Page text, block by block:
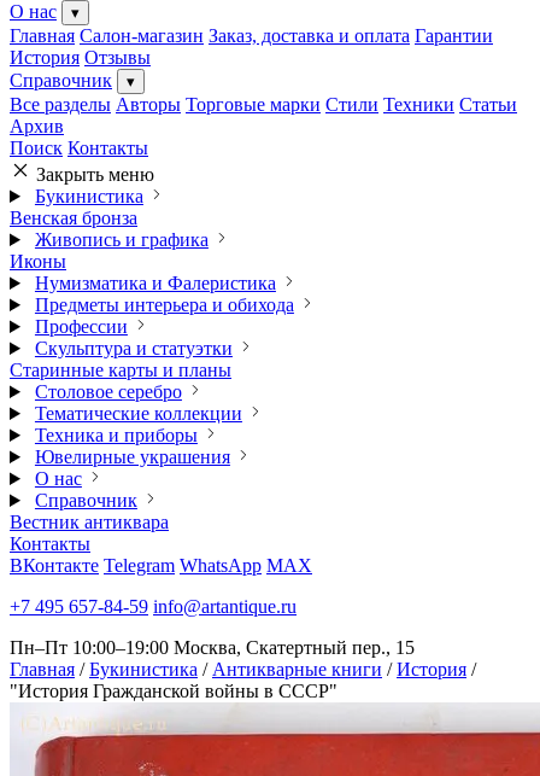
О нас
▾
Главная Салон-магазин Заказ, доставка и оплата Гарантии
История Отзывы
Справочник
▾
Все разделы Авторы Торговые марки Стили Техники Статьи
Архив
Поиск Контакты
Закрыть меню
Букинистика
Венская бронза
Живопись и графика
Иконы
Нумизматика и Фалеристика
Предметы интерьера и обихода
Профессии
Скульптура и статуэтки
Старинные карты и планы
Столовое серебро
Тематические коллекции
Техника и приборы
Ювелирные украшения
О нас
Справочник
Вестник антиквара
Контакты
ВКонтакте Telegram WhatsApp MAX
+7 495 657-84-59 info@artantique.ru
Пн–Пт 10:00–19:00 Москва, Скатертный пер., 15
Главная / Букинистика / Антикварные книги / История /
"История Гражданской войны в СССР"